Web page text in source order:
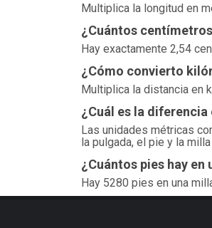
Multiplica la longitud en
¿Cuántos
Hay exactamente 2,54
¿Cómo convierto
Multiplica la distancia en
¿Cuál es la
Las unidades métricas
la pulgada, el pie y la
¿Cuántos pies hay en
Hay 5280 pies en una